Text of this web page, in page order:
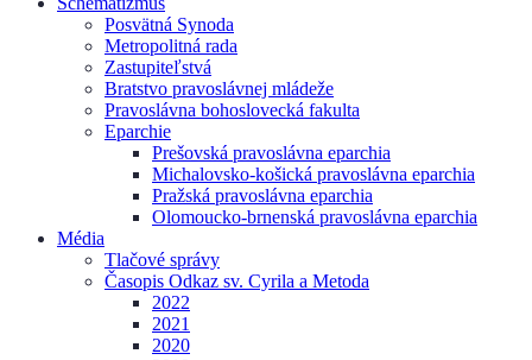
Posvätná Synoda
Metropolitná rada
Zastupiteľstvá
Bratstvo pravoslávnej mládeže
Pravoslávna bohoslovecká fakulta
Eparchie
Prešovská pravoslávna eparchia
Michalovsko-košická pravoslávna eparchia
Pražská pravoslávna eparchia
Olomoucko-brnenská pravoslávna eparchia
Média
Tlačové správy
Časopis Odkaz sv. Cyrila a Metoda
2022
2021
2020